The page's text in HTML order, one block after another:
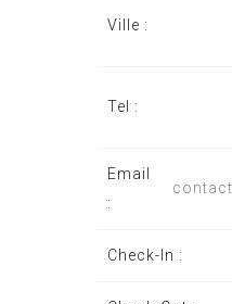
Ville :
Tel :
Email
:
Check-In :